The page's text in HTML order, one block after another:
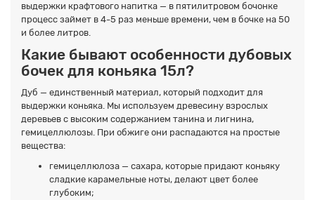
выдержки крафтового напитка — в пятилитровом бочонке
процесс займет в 4-5 раз меньше времени, чем в бочке на 50
и более литров.
Какие бывают особенности дубовых
бочек для коньяка 15л?
Дуб — единственный материал, который подходит для
выдержки коньяка. Мы используем древесину взрослых
деревьев с высоким содержанием танина и лигнина,
гемицеллюлозы. При обжиге они распадаются на простые
вещества:
гемицеллюлоза — сахара, которые придают коньяку
сладкие карамельные ноты, делают цвет более
глубоким;